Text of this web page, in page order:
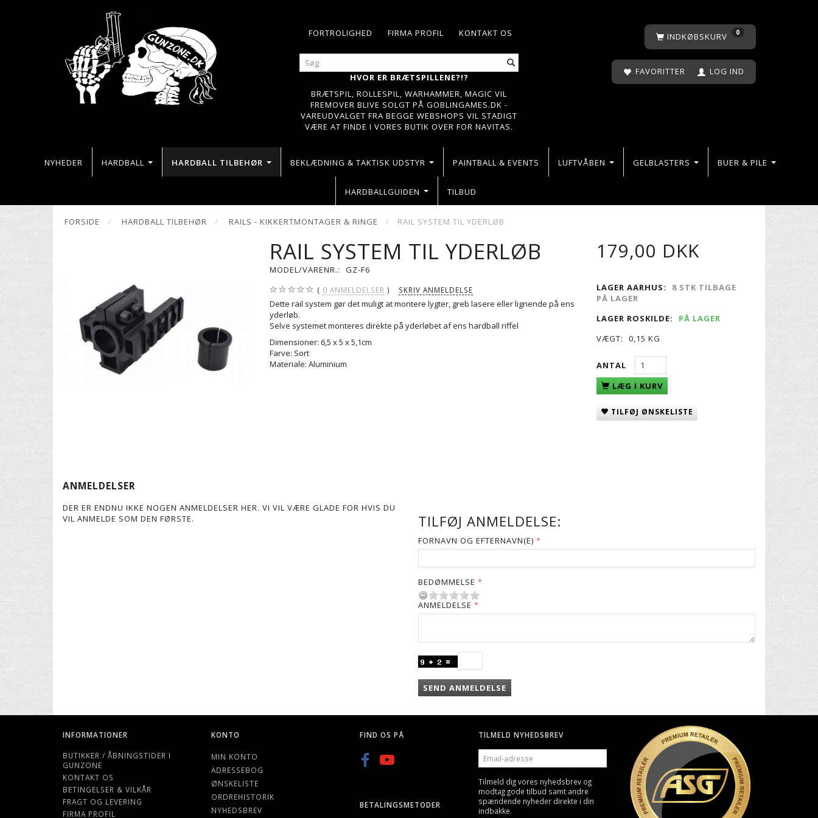
KONTAKT OS
FIRMA PROFIL
FORTROLIGHED
HVOR ER BRÆTSPILLENE?!?
BRÆTSPIL, ROLLESPIL, WARHAMMER, MAGIC VIL
FREMOVER BLIVE SOLGT PÅ GOBLINGAMES.DK -
VAREUDVALGET FRA BEGGE WEBSHOPS VIL STADIGT
VÆRE AT FINDE I VORES BUTIK OVER FOR NAVITAS.
INDKØBSKURV 0
FAVORITTER LOG IND
NYHEDER HARDBALL HARDBALL TILBEHØR BEKLÆDNING & TAKTISK UDSTYR PAINTBALL & EVENTS LUFTVÅBEN GELBLASTERS BUER & PILE
HARDBALLGUIDEN TILBUD
FORSIDE HARDBALL TILBEHØR RAILS - KIKKERTMONTAGER & RINGE RAIL SYSTEM TIL YDERLØB
RAIL SYSTEM TIL YDERLØB
MODEL/VARENR.: GZ-F6
0 ANMELDELSER SKRIV ANMELDELSE
Dette rail system gør det muligt at montere lygter, greb lasere eller lignende på ens
yderløb.
Selve systemet monteres direkte på yderløbet af ens hardball riffel
Dimensioner: 6,5 x 5 x 5,1cm
Farve: Sort
Materiale: Aluminium
179,00 DKK
LAGER AARHUS:
8 STK TILBAGE
PÅ LAGER
LAGER ROSKILDE:
PÅ LAGER
VÆGT:
0,15 KG
ANTAL
LÆG I KURV
TILFØJ ØNSKELISTE
ANMELDELSER
DER ER ENDNU IKKE NOGEN ANMELDELSER HER. VI VIL VÆRE GLADE FOR HVIS DU
VIL ANMELDE SOM DEN FØRSTE.
TILFØJ ANMELDELSE:
FORNAVN OG EFTERNAVN(E)
BEDØMMELSE
ANMELDELSE
SEND ANMELDELSE
INFORMATIONER
BUTIKKER / ÅBNINGSTIDER I
GUNZONE
KONTAKT OS
BETINGELSER & VILKÅR
FRAGT OG LEVERING
FIRMA PROFIL
KONTO
MIN KONTO
ADRESSEBOG
ØNSKELISTE
ORDREHISTORIK
NYHEDSBREV
FIND OS PÅ
BETALINGSMETODER
TILMELD NYHEDSBREV
EMAIL-
ADRESSE
Tilmeld dig vores nyhedsbrev og
modtag gode tilbud samt andre
spændende nyheder direkte i din
indbakke.